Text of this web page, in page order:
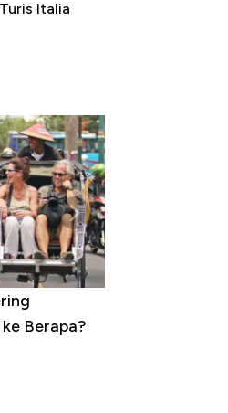
Italia
Berapa?